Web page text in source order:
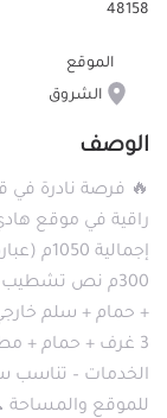
48158
الموقع
الشروق
الوصف
🔥 فرصة نادرة في
راقية في موقع
3 غرف + حمام +
الخدمات – تناسب
للموقع والمساحة